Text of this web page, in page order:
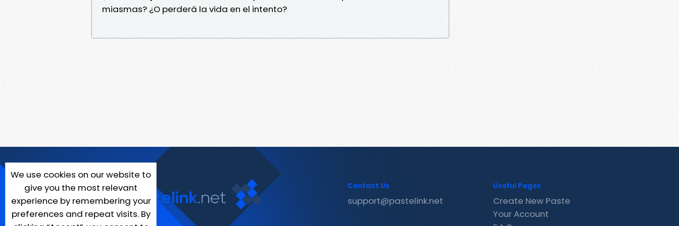
miasmas? ¿O perderá la vida en el intento?
We use cookies on our website to
give you the most relevant
experience by remembering your
preferences and repeat visits. By
Contact Us
support@pastelink.net
Useful Pages
Create New Paste
Your Account